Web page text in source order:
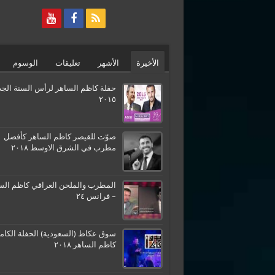
الأخيرة الأشهر تعليقات الوسوم
حفلة كاظم الساهر لرأس السنة
٢٠١٥
صوّت للقيصر كاظم الساهر كأفضل
مطرب في الشرق الاوسط ٢٠١٨
المطرب والملحن العراقي كاظم
– فرانس ٢٤
سوق عكاظ (السعودية) الحفلة
كاظم الساهر ٢٠١٨